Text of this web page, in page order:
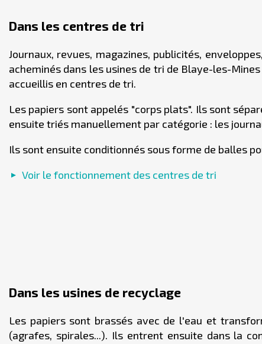
Dans les centres de tri
Journaux, revues, magazines, publicités,
acheminés dans les usines de tri de Blaye-les-
accueillis en centres de tri.
Les papiers sont appelés "corps plats". Ils sont
ensuite triés manuellement par catégorie : les
Ils sont ensuite conditionnés sous forme de balles
Voir le fonctionnement des centres de tri
Dans les usines de recyclage
Les papiers sont brassés avec de l'eau et
(agrafes, spirales...). Ils entrent ensuite dans la